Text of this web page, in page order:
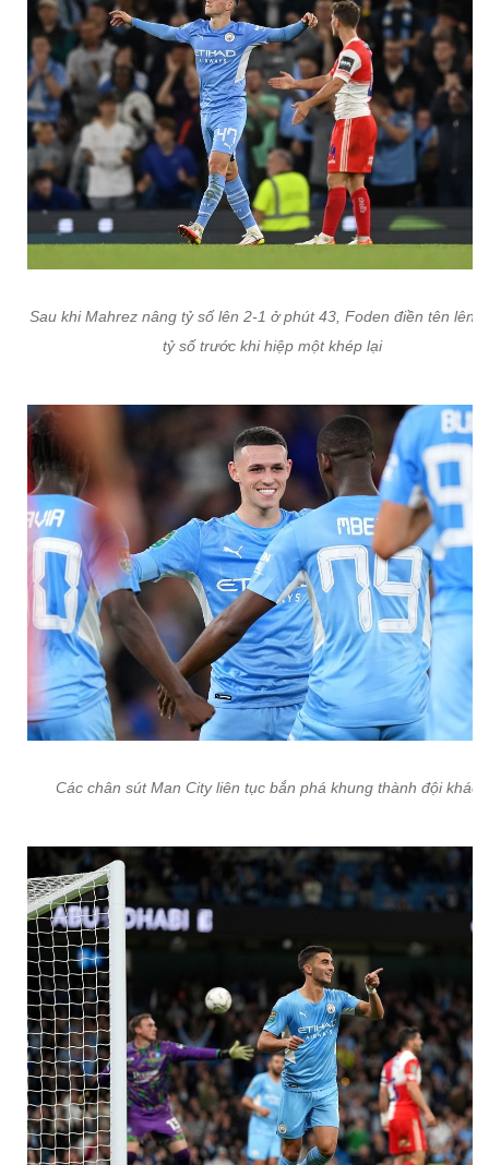
Sau khi Mahrez nâng tỷ số lên 2-1 ở phút 43, Foden điền tên lên
tỷ số trước khi hiệp một khép lại
Các chân sút Man City liên tục bắn phá khung thành đội khách